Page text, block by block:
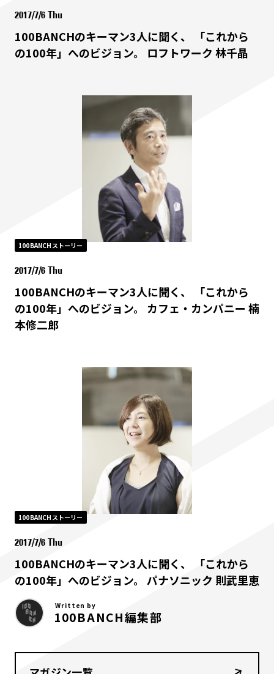
2017/7/6 Thu
100BANCHのキーマン3人に聞く、 「これから
の100年」へのビジョン。 ロフトワーク 林千晶
100BANCHストーリー
2017/7/6 Thu
100BANCHのキーマン3人に聞く、 「これから
の100年」へのビジョン。 カフェ・カンパニー 楠
本修二郎
100BANCHストーリー
2017/7/6 Thu
100BANCHのキーマン3人に聞く、 「これから
の100年」へのビジョン。 パナソニック 則武里恵
Written by
100BANCH編集部